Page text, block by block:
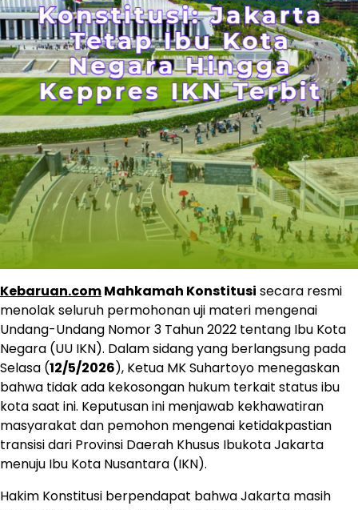
Kebaruan.comMahkamah Konstitusi secara resmi
menolak seluruh permohonan uji materi mengenai
Undang-Undang Nomor 3 Tahun 2022 tentang Ibu Kota
Negara (UU IKN). Dalam sidang yang berlangsung pada
Selasa (12/5/2026), Ketua MK Suhartoyo menegaskan
bahwa tidak ada kekosongan hukum terkait status ibu
kota saat ini. Keputusan ini menjawab kekhawatiran
masyarakat dan pemohon mengenai ketidakpastian
transisi dari Provinsi Daerah Khusus Ibukota Jakarta
menuju Ibu Kota Nusantara (IKN).
Hakim Konstitusi berpendapat bahwa Jakarta masih